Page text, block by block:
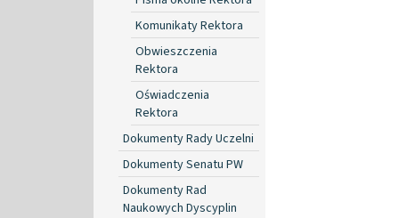
Komunikaty Rektora
Obwieszczenia
Rektora
Oświadczenia
Rektora
Dokumenty Rady Uczelni
Dokumenty Senatu PW
Dokumenty Rad
Naukowych Dyscyplin